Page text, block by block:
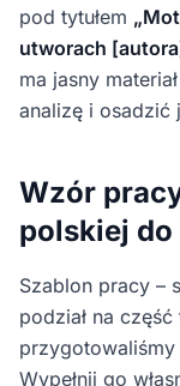
pod tytułem
utworach
ma jasny
analizę i osadzić
Wzór
polskiej do
Szablon pracy –
podział na
Wypełnij go